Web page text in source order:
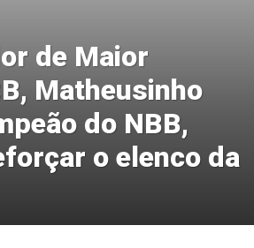
de Maior
Matheusinho
do NBB,
o elenco da